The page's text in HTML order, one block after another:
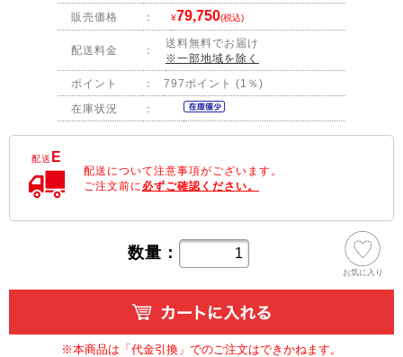
販売価格 ： ¥79,750(税込)
配送料金 ：
送料無料でお届け
※一部地域を除く
ポイント ： 797ポイント (1％)
在庫状況 ：
配送 E
配送について注意事項がございます。
ご注文前に 必ずご確認ください。
数量：
お気に入り
※本商品は「代金引換」でのご注文はできかねます。